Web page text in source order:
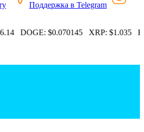
Поддержка в Telegram
DOGE:$0.070145 XRP:$1.035